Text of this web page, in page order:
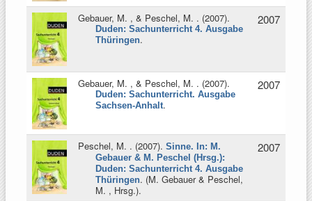
Gebauer, M. , & Peschel, M. . (2007).
Duden: Sachunterricht 4. Ausgabe
Thüringen.
2007
Gebauer, M. , & Peschel, M. . (2007).
Duden: Sachunterricht. Ausgabe
Sachsen-Anhalt.
2007
Peschel, M. . (2007). Sinne. In: M.
Gebauer & M. Peschel (Hrsg.):
Duden: Sachunterricht 4. Ausgabe
Thüringen. (M. Gebauer & Peschel,
M. , Hrsg.).
2007